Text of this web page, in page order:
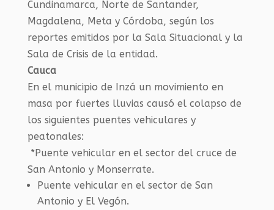
Cundinamarca, Norte de Santander,
Magdalena, Meta y Córdoba, según los
reportes emitidos por la Sala Situacional y la
Sala de Crisis de la entidad.
Cauca
En el municipio de Inzá un movimiento en
masa por fuertes lluvias causó el colapso de
los siguientes puentes vehiculares y
peatonales:
*Puente vehicular en el sector del cruce de
San Antonio y Monserrate.
Puente vehicular en el sector de San
Antonio y El Vegón.